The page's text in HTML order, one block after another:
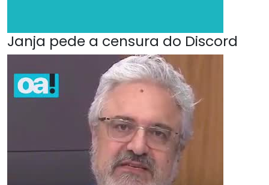
Janja pede a censura do Discord